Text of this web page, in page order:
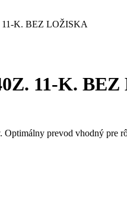
K. BEZ LOŽISKA
11-K.
prevod vhodný